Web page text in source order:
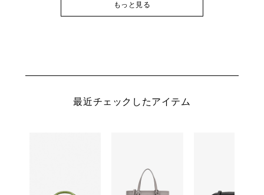
もっと見る
最近チェックしたアイテム